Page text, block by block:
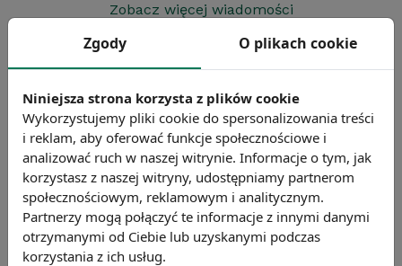
Zobacz więcej wiadomości
Zgody O plikach cookie
Niniejsza strona korzysta z plików cookie
Wykorzystujemy pliki cookie do spersonalizowania treści
i reklam, aby oferować funkcje społecznościowe i
analizować ruch w naszej witrynie. Informacje o tym, jak
korzystasz z naszej witryny, udostępniamy partnerom
społecznościowym, reklamowym i analitycznym.
Partnerzy mogą połączyć te informacje z innymi danymi
otrzymanymi od Ciebie lub uzyskanymi podczas
korzystania z ich usług.